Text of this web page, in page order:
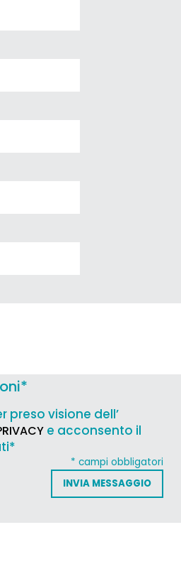
*
preso visione dell’
e acconsento il
* campi obbligatori